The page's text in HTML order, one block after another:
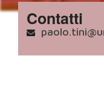
Contatti